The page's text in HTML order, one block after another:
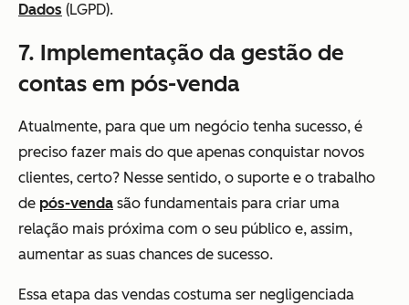
Dados (LGPD).
7. Implementação da gestão de
contas em pós-venda
Atualmente, para que um negócio tenha sucesso, é
preciso fazer mais do que apenas conquistar novos
clientes, certo? Nesse sentido, o suporte e o trabalho
de pós-venda são fundamentais para criar uma
relação mais próxima com o seu público e, assim,
aumentar as suas chances de sucesso.
Essa etapa das vendas costuma ser negligenciada